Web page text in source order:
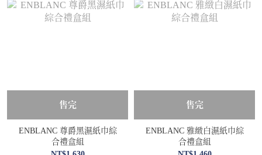
售完
ENBLANC 尊爵黑濕紙巾綜
合禮盒組
售完
ENBLANC 雅緻白濕紙巾綜
合禮盒組